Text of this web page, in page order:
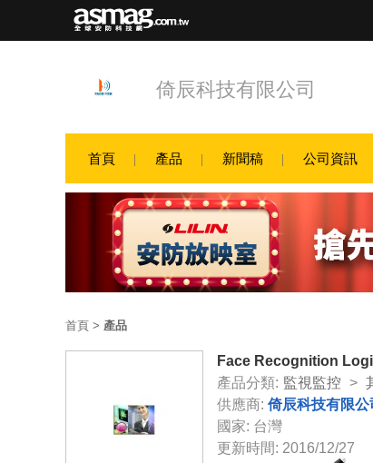
倚辰科技有限公司
首頁 產品 新聞稿 公司資訊
首頁 > 產品
Face Recognition
產品分類: 監視監控 >
供應商: 倚辰科技有限公
國家: 台灣
更新時間: 2016/12/27